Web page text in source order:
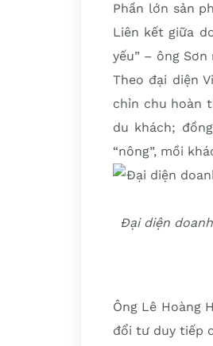
Phần lớn sản
Liên kết giữa
yếu” – ông Sơn
Theo đại diện
chỉn chu hoàn
du khách;
“nông”, mồi
Đại diện
Ông Lê Hoàng
đổi tư duy tiếp